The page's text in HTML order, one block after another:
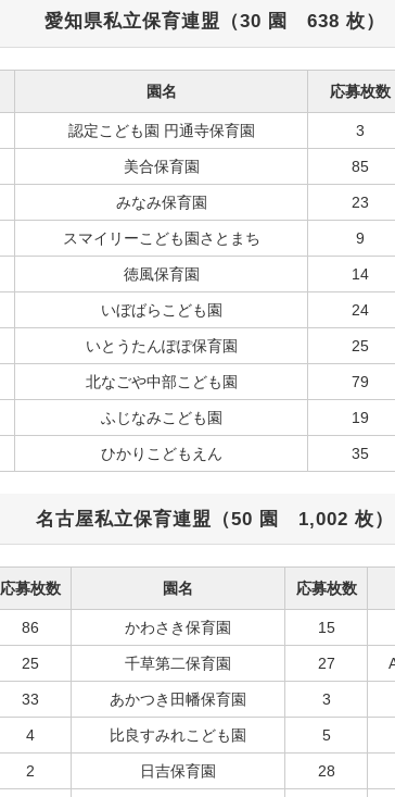
愛知県私立保育連盟（30 園 638 枚）
園名 応募枚数
認定こども園 円通寺保育園 3
美合保育園 85
みなみ保育園 23
スマイリーこども園さとまち 9
徳風保育園 14
いぼばらこども園 24
いとうたんぽぽ保育園 25
北なごや中部こども園 79
ふじなみこども園 19
ひかりこどもえん 35
名古屋私立保育連盟（50 園 1,002 枚）
応募枚数 園名 応募枚数
86 かわさき保育園 15
25 千草第二保育園 27
33 あかつき田幡保育園 3
4 比良すみれこども園 5
2 日吉保育園 28